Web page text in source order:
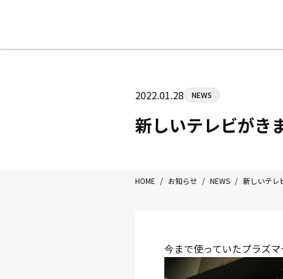
Tel/Fax：042-622-7222
2022.01.28 NEWS
新しいテレビがき
HOME / お知らせ / NEWS / 新しいテレ
今まで使っていたプラズ